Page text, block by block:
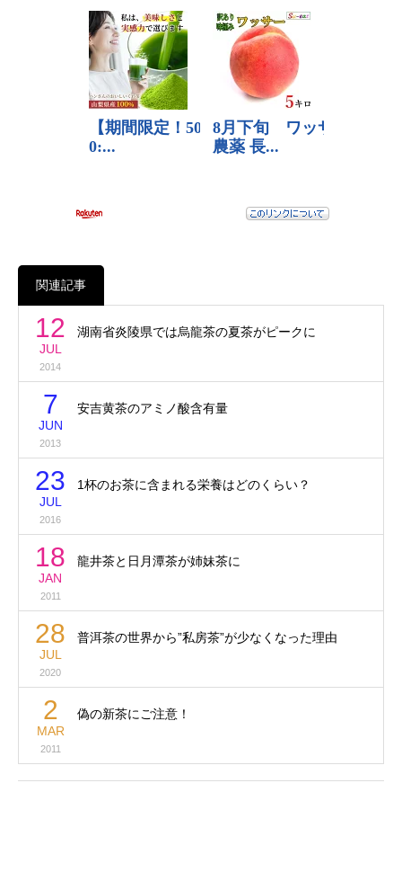
関連記事
12
JUL
2014
湖南省炎陵県では烏龍茶の夏茶がピークに
7
JUN
2013
安吉黄茶のアミノ酸含有量
23
JUL
2016
1杯のお茶に含まれる栄養はどのくらい？
18
JAN
2011
龍井茶と日月潭茶が姉妹茶に
28
JUL
2020
普洱茶の世界から”私房茶”が少なくなった理由
2
MAR
2011
偽の新茶にご注意！